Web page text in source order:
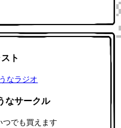
ト
なラジオ
なサークル
でも買えます